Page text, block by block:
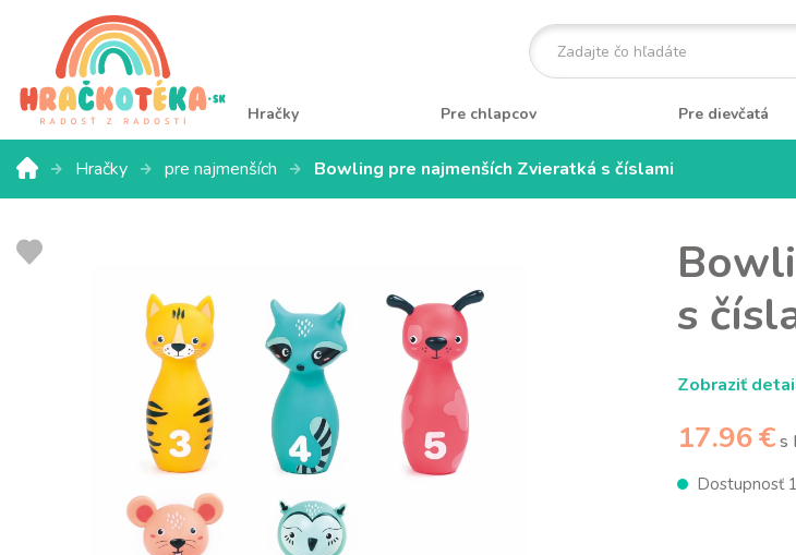
Hračky Pre chlapcov Pre dievčatá
Hračky pre najmenších Bowling pre najmenších Zvieratká s číslami
s
Zobraziť
17.96 € s
Dostupnosť